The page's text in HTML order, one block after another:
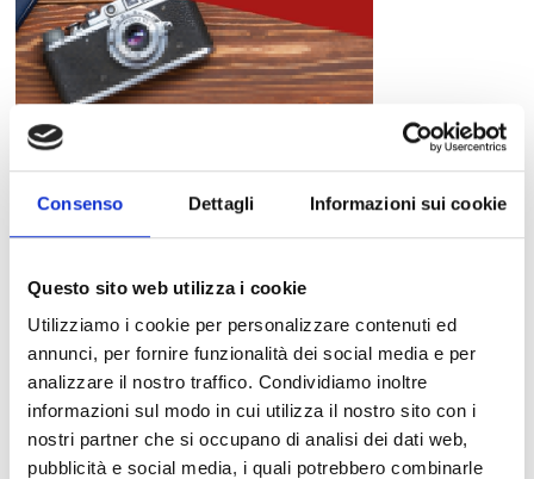
Consenso Dettagli Informazioni sui cookie
Questo sito web utilizza i cookie
Utilizziamo i cookie per personalizzare contenuti ed
annunci, per fornire funzionalità dei social media e per
analizzare il nostro traffico. Condividiamo inoltre
informazioni sul modo in cui utilizza il nostro sito con i
nostri partner che si occupano di analisi dei dati web,
pubblicità e social media, i quali potrebbero combinarle
Workshop di fotografia a Milano
Luglio 12, 2017
Organizzare un evento richiede pazienza, spirito
organizzativo, ma soprattutto massima attenzione